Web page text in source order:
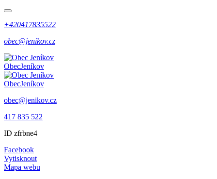
+420417835522
obec@jenikov.cz
ObecJeníkov
ObecJeníkov
obec@jenikov.cz
417 835 522
ID zfrbne4
Facebook
Vytisknout
Mapa webu